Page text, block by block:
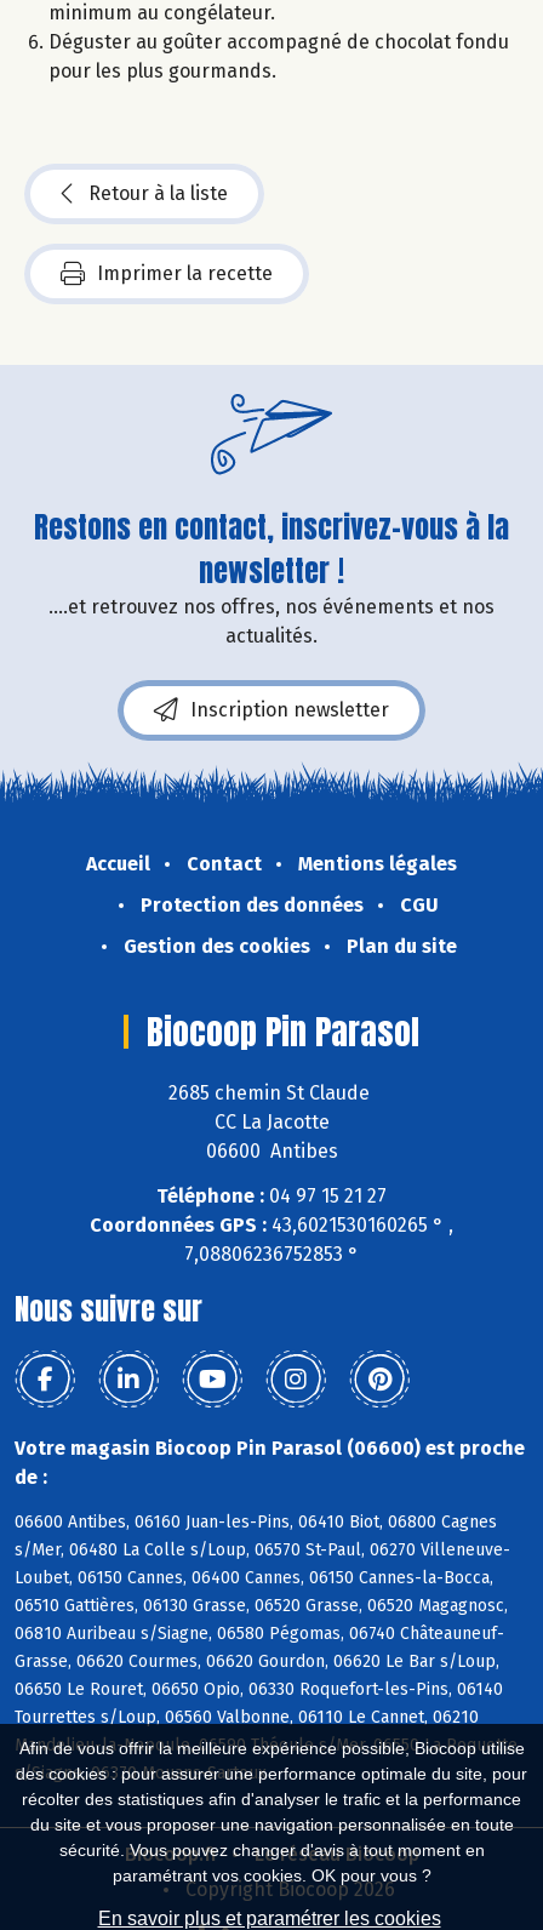
Afin de vous offrir la meilleure expérience possible, Biocoop utilise
des cookies : pour assurer une performance optimale du site, pour
récolter des statistiques afin d'analyser le trafic et la performance
du site et vous proposer une navigation personnalisée en toute
sécurité. Vous pouvez changer d'avis à tout moment en
paramétrant vos cookies. OK pour vous ?
En savoir plus et paramétrer les cookies
minimum au congélateur.
Déguster au goûter accompagné de chocolat fondu
pour les plus gourmands.
Retour à la liste
Imprimer la recette
Restons en contact, inscrivez-vous à la
newsletter !
....et retrouvez nos offres, nos événements et nos
actualités.
Inscription newsletter
Accueil Contact
Mentions légales
Protection des données
CGU
Gestion des cookies
Plan du site
Biocoop Pin Parasol
2685 chemin St Claude
CC La Jacotte
06600 Antibes
Téléphone : 04 97 15 21 27
Coordonnées GPS : 43,6021530160265 ° ,
7,08806236752853 °
Nous suivre sur
Votre magasin Biocoop Pin Parasol (06600) est proche
de :
06600 Antibes, 06160 Juan-les-Pins, 06410 Biot, 06800 Cagnes
s/Mer, 06480 La Colle s/Loup, 06570 St-Paul, 06270 Villeneuve-
Loubet, 06150 Cannes, 06400 Cannes, 06150 Cannes-la-Bocca,
06510 Gattières, 06130 Grasse, 06520 Grasse, 06520 Magagnosc,
06810 Auribeau s/Siagne, 06580 Pégomas, 06740 Châteauneuf-
Grasse, 06620 Courmes, 06620 Gourdon, 06620 Le Bar s/Loup,
06650 Le Rouret, 06650 Opio, 06330 Roquefort-les-Pins, 06140
Tourrettes s/Loup, 06560 Valbonne, 06110 Le Cannet, 06210
Mandelieu-la-Napoule, 06590 Théoule s/Mer, 06550 La Roquette
s/Siagne, 06370 Mouans-Sartoux
Biocoop.fr
Le réseau Biocoop
Copyright Biocoop 2026